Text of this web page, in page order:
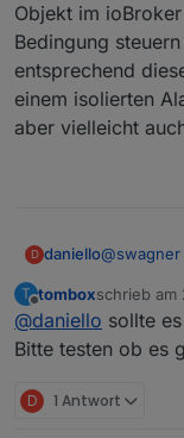
Objekt im
Bedingung
entsprechend
einem isolierten
aber vielleicht
D daniello@swagner
Objekt im
nach
notwendig.
T
Offline
tomboxschrieb am
zuletzt
@daniello sollte
Bitte testen ob es
D 1 Antwort